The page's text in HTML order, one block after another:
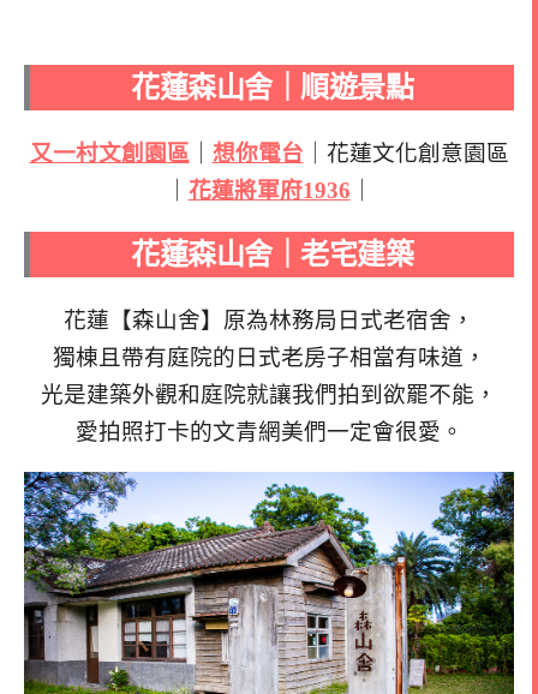
花蓮森山舍｜順遊景點
又一村文創園區 想你電台 ｜花蓮文化創意園區
花蓮將軍府1936
花蓮森山舍｜老宅建築
花蓮【森山舍】原為林務局日式老宿舍，
獨棟且帶有庭院的日式老房子相當有味道，
光是建築外觀和庭院就讓我們拍到欲罷不能，
愛拍照打卡的文青網美們一定會很愛。